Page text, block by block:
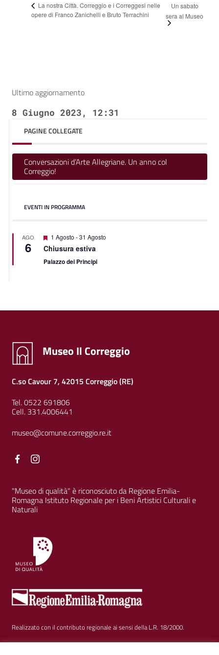
La nostra Città. Correggio e i Correggesi nelle
opere di Franco Zanichelli e Bruto Terrachini
Un sabato
sera al Museo
Ultimo aggiornamento
8 Giugno 2023, 12:31
PAGINE COLLEGATE
Conversazioni d’Arte Allegriane. Un anno col
Correggio!
EVENTI IN PROGRAMMA
AGO
6
Featured
1 Agosto -31 Agosto
Chiusura estiva
Palazzo dei Principi
Museo Il Correggio
C.so Cavour 7, 42015 Correggio (RE)
Tel. 0522 691806
Cell. 331.4006441
museo@comune.correggio.re.it
Facebook
"Museo di qualità" è riconosciuto da Regione Emilia-
Romagna Istituto Regionale per i Beni Artistici Culturali e
Naturali
Realizzato con il contributo regionale ai sensi della L.R. 18/2000.